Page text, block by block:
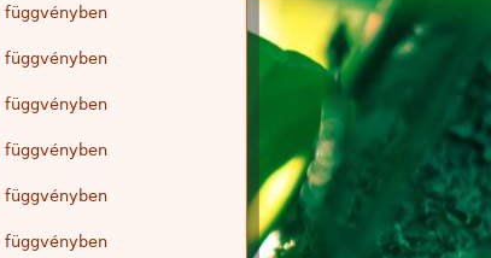
függvényben
függvényben
függvényben
függvényben
függvényben
függvényben